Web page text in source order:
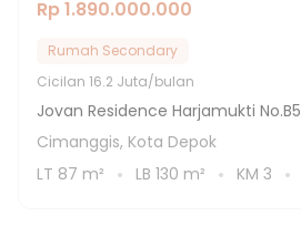
Rp 1.890.000.000
Rumah Secondary
Cicilan 16.2 Juta/bulan
Jovan Residence Harjamukti No.B5
Cimanggis, Kota Depok
LT 87 m² LB 130 m² KM 3